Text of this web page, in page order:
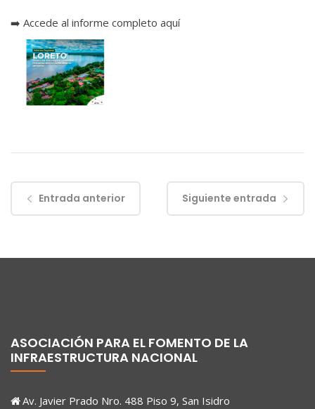
➡️ Accede al informe completo aquí
Entrada anterior Siguiente entrada
ASOCIACIÓN PARA EL FOMENTO DE LA
INFRAESTRUCTURA NACIONAL
Av. Javier Prado Nro. 488 Piso 9, San Isidro